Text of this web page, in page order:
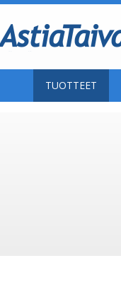
TUOTTEET